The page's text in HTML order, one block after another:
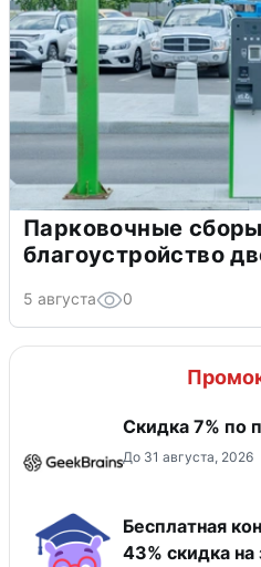
Парковочные
благоустройство
5 августа 0
Скидка 7% по
До 31 августа, 2026
Бесплатная
43% скидка на